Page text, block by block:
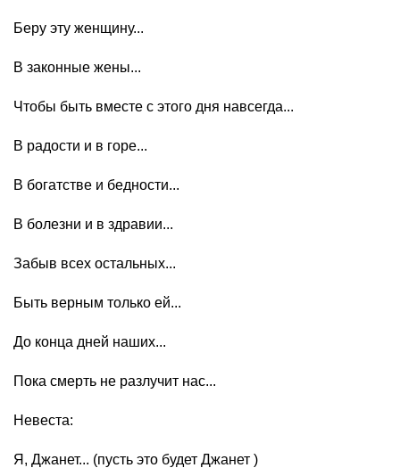
Беру эту женщину...
В законные жены...
Чтобы быть вместе с этого дня навсегда...
В радости и в горе...
В богатстве и бедности...
В болезни и в здравии...
Забыв всех остальных...
Быть верным только ей...
До конца дней наших...
Пока смерть не разлучит нас...
Невеста:
Я, Джанет... (пусть это будет Джанет )